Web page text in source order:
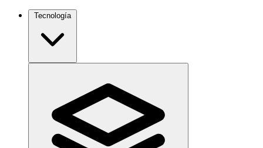
Tecnología